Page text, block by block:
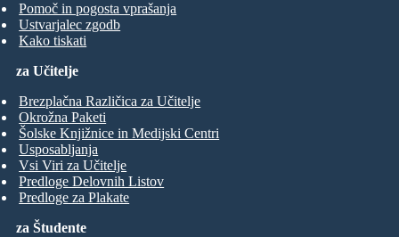
Pomoč in pogosta vprašanja
Ustvarjalec zgodb
Kako tiskati
za Študente
za Učitelje
Brezplačna Različica za Učitelje
Okrožna Paketi
Šolske Knjižnice in Medijski Centri
Usposabljanja
Vsi Viri za Učitelje
Predloge Delovnih Listov
Predloge za Plakate